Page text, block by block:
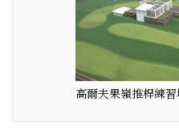
高爾夫果嶺推桿練